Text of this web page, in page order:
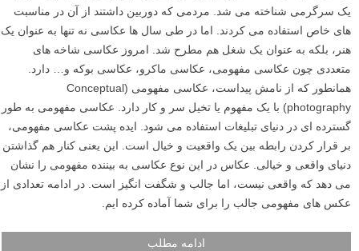
یک سرگرمی شناخته می شد. مردمی که دوربین داشتند از آن در مناسبت
های خاص استفاده می کردند. اما در طی سال ها عکاسی نه تنها به عنوان یک
هنر، بلکه به عنوان یک شغل هم مطرح شد. امروز عکاسی شاخه های
متعددی چون عکاسی مفهومی، عکاسی ماکرو، عکاسی بوکه و… دارد.
همانطور که از نامش پیداست، عکاسی مفهومی (Conceptual
photography) با یک مفهوم یا تخیل سر و کار دارد. عکاسی مفهومی به طور
گسترده ای در دنیای تبلیغات استفاده می شود. ایده پشت عکاسی مفهومی،
بر قرار کردن رابطه بین یک واقعیت و خیال است. این یعنی کنار هم گذاشتن
دنیای واقعی و خیالی. عکاس در این نوع عکاسی به بیننده مفهومی را نشان
می دهد که واقعی نیست، اما جالب و شگفت انگیز است. در ادامه تعدادی از
عکس های مفهومی جالب را برای شما آماده کرده ایم.
ادامه مطلب